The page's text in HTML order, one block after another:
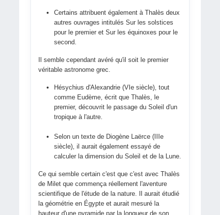
Certains attribuent également à Thalès deux
autres ouvrages intitulés Sur les solstices
pour le premier et Sur les équinoxes pour le
second.
Il semble cependant avéré qu'il soit le premier
véritable astronome grec.
Hésychius d'Alexandrie (VIe siècle), tout
comme Eudème, écrit que Thalès, le
premier, découvrit le passage du Soleil d'un
tropique à l'autre.
Selon un texte de Diogène Laërce (IIIe
siècle), il aurait également essayé de
calculer la dimension du Soleil et de la Lune.
Ce qui semble certain c'est que c'est avec Thalès
de Milet que commença réellement l'aventure
scientifique de l'étude de la nature. Il aurait étudié
la géométrie en Égypte et aurait mesuré la
hauteur d'une pyramide par la longueur de son